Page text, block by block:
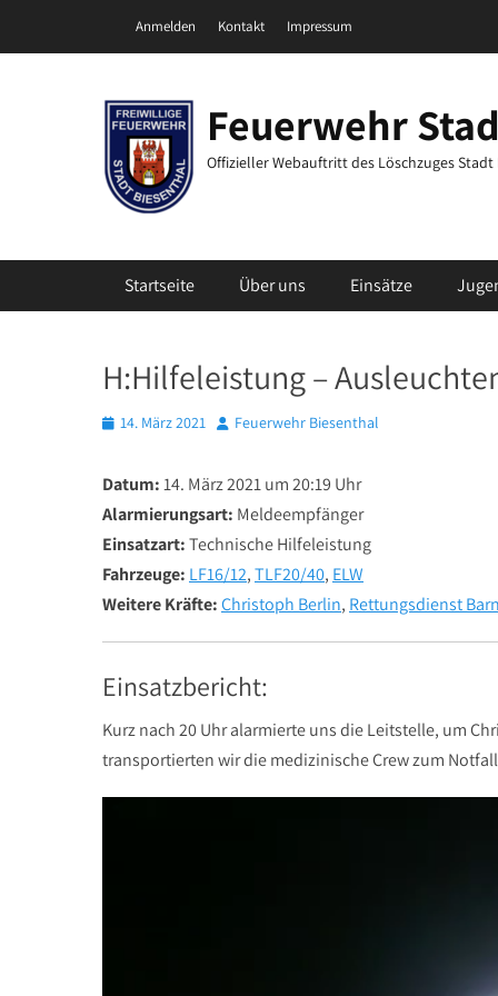
Header Top Menu
Anmelden Kontakt Impressum
Feuerwehr
Offizieller Webauftritt des Löschzuges
Primäres Menü
Startseite Über uns Einsätze
H:Hilfeleistung –
Posted
14. März 2021 AutorFeuerwehr Biesenthal
Datum:14. März 2021 um 20:19 Uhr
Alarmierungsart: Meldeempfänger
Einsatzart:Technische Hilfeleistung
Fahrzeuge: LF16/12,TLF20/40, ELW
Weitere Kräfte:Christoph Berlin, Rettungsdienst
Einsatzbericht:
Kurz nach 20 Uhr alarmierte uns die Leitstelle, um
transportierten wir die medizinische Crew zum